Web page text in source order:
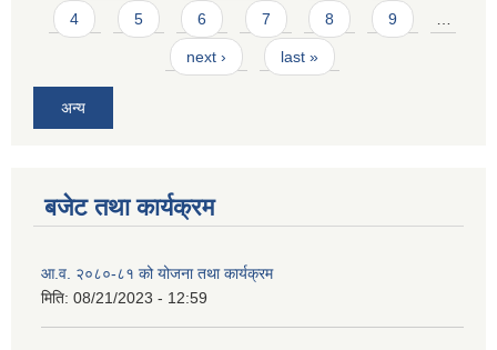
4 5 6 7 8 9
next › last »
अन्य
बजेट तथा कार्यक्रम
आ.व. २०८०-८१ को योजना तथा कार्यक्रम
मिति: 08/21/2023 - 12:59